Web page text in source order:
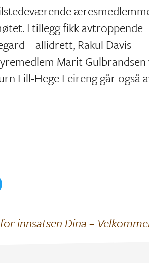
I tillegg fikk avtroppende
– allidrett, Rakul Davis –
Marit Gulbrandsen
Lill-Hege Leireng går også